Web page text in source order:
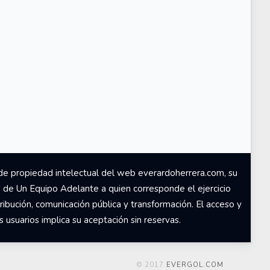
propiedad intelectual del web everardoherrera.com, su
Un Equipo Adelante a quien corresponde el ejercicio
comunicación pública y transformación. El acceso y
implica su aceptación sin reservas.
© 2017 EVERGOL.COM